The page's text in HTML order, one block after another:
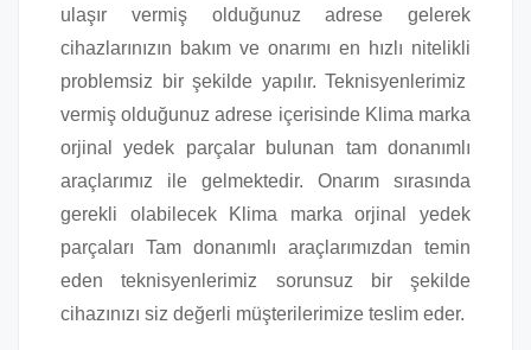
ulaşır vermiş olduğunuz adrese gelerek
cihazlarınızın bakım ve onarımı en hızlı nitelikli
problemsiz bir şekilde yapılır. Teknisyenlerimiz
vermiş olduğunuz adrese içerisinde Klima marka
orjinal yedek parçalar bulunan tam donanımlı
araçlarımız ile gelmektedir. Onarım sırasında
gerekli olabilecek Klima marka orjinal yedek
parçaları Tam donanımlı araçlarımızdan temin
eden teknisyenlerimiz sorunsuz bir şekilde
cihazınızı siz değerli müşterilerimize teslim eder.